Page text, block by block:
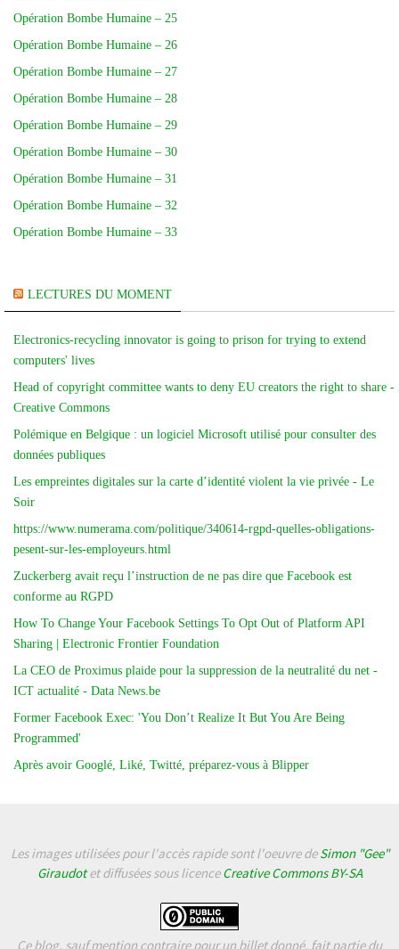
Opération Bombe Humaine – 25
Opération Bombe Humaine – 26
Opération Bombe Humaine – 27
Opération Bombe Humaine – 28
Opération Bombe Humaine – 29
Opération Bombe Humaine – 30
Opération Bombe Humaine – 31
Opération Bombe Humaine – 32
Opération Bombe Humaine – 33
LECTURES DU MOMENT
Electronics-recycling innovator is going to prison for trying to extend
computers' lives
Head of copyright committee wants to deny EU creators the right to share -
Creative Commons
Polémique en Belgique : un logiciel Microsoft utilisé pour consulter des
données publiques
Les empreintes digitales sur la carte d’identité violent la vie privée - Le
Soir
https://www.numerama.com/politique/340614-rgpd-quelles-obligations-
pesent-sur-les-employeurs.html
Zuckerberg avait reçu l’instruction de ne pas dire que Facebook est
conforme au RGPD
How To Change Your Facebook Settings To Opt Out of Platform API
Sharing | Electronic Frontier Foundation
La CEO de Proximus plaide pour la suppression de la neutralité du net -
ICT actualité - Data News.be
Former Facebook Exec: 'You Don’t Realize It But You Are Being
Programmed'
Après avoir Googlé, Liké, Twitté, préparez-vous à Blipper
Les images utilisées pour l'accès rapide sont l'oeuvre deSimon "Gee"
Giraudotet diffusées sous licenceCreative Commons BY-SA
Ce blog, sauf mention contraire pour un billet donné, fait partie du